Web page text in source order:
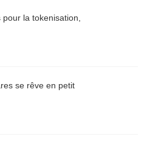
la tokenisation,
se rêve en petit